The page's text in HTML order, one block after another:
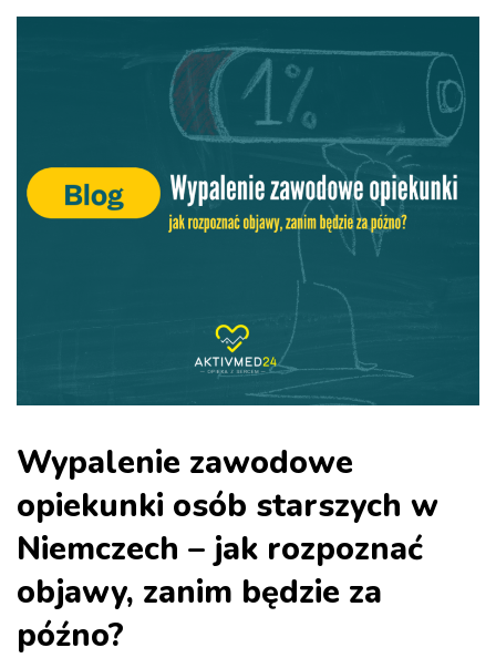
Wypalenie zawodowe
opiekunki osób starszych w
Niemczech – jak rozpoznać
objawy, zanim będzie za
późno?